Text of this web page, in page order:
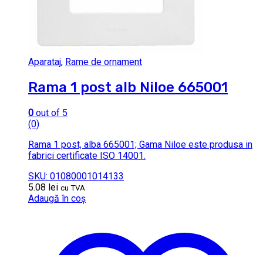
Aparataj, Rame de ornament
Rama 1 post alb Niloe 665001
0 out of 5
(0)
Rama 1 post, alba 665001; Gama Niloe este produsa in
fabrici certificate ISO 14001.
SKU: 01080001014133
5.08 lei cu TVA
Adaugă în coș